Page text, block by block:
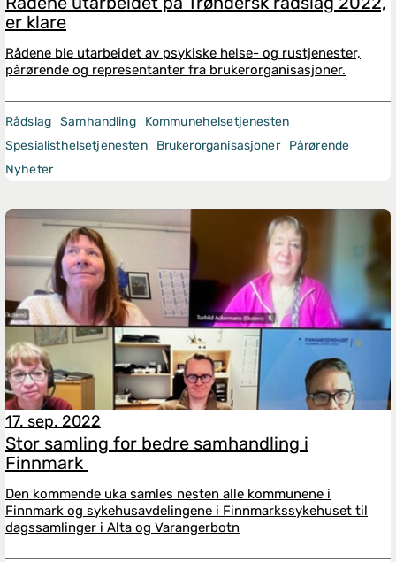
er klare
Rådene ble utarbeidet av psykiske helse- og rustjenester,
pårørende og representanter fra brukerorganisasjoner.
Rådslag Samhandling
Kommunehelsetjenesten
Spesialisthelsetjenesten
Brukerorganisasjoner
Pårørende
Nyheter
17. sep. 2022
Stor samling for bedre samhandling i
Finnmark
Den kommende uka samles nesten alle kommunene i
Finnmark og sykehusavdelingene i Finnmarkssykehuset til
dagssamlinger i Alta og Varangerbotn